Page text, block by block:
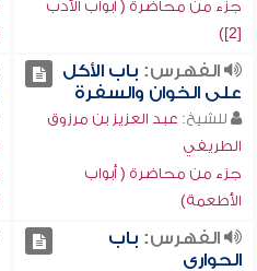
جزء من محاضرة ( أبواب الأدب
[2])
الفهرس: باب الأكل
على الخوان والسفرة
للشيخ: عبد العزيز بن مرزوق
الطريفي
جزء من محاضرة ( أبواب
الأطعمة)
الفهرس: باب
الحوارى